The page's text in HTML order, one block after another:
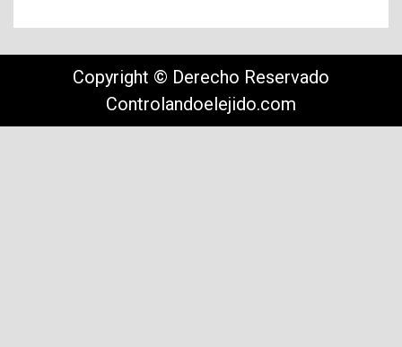
Copyright © Derecho Reservado
Controlandoelejido.com